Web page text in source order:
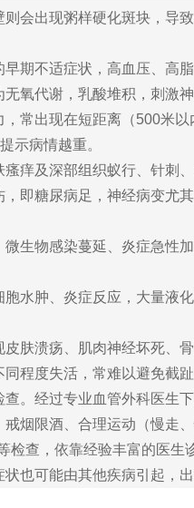
会出现粥样硬化斑块，导
期不适症状，高血压、高
氧代谢，乳酸堆积，刺激
常出现在短距离（500米
示病情越重。
痒及深部组织蚁行、针刺
即糖尿病足，神经病变尤
生物感染蔓延、炎症急性
水肿、炎症反应，大量液
肤溃疡、肌肉神经坏死、
程度失活，常难以避免截
。经过专业血管外科医生
烟限酒、合理运动（慢走
查，依靠经验丰富的医
也可能由其他疾病引起，